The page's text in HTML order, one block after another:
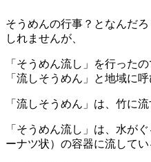
そうめんの行事？となんだ
しれませんが、
「そうめん流し」を行った
「流しそうめん」と地域に
「流しそうめん」は、竹に
「そうめん流し」は、水が
ーナツ状）の容器に流して